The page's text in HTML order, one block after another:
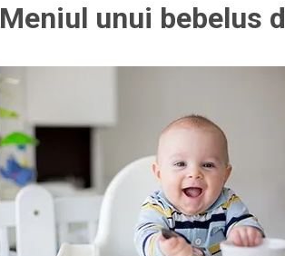
Meniul unui bebelus